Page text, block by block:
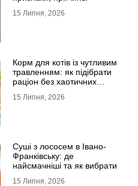
15 Липня, 2026
Корм для котів із чутливим
травленням: як підібрати
раціон без хаотичних
15 Липня, 2026
Суші з лососем в Івано-
Франківську: де
найсмачніші та як вибрати
15 Липня, 2026